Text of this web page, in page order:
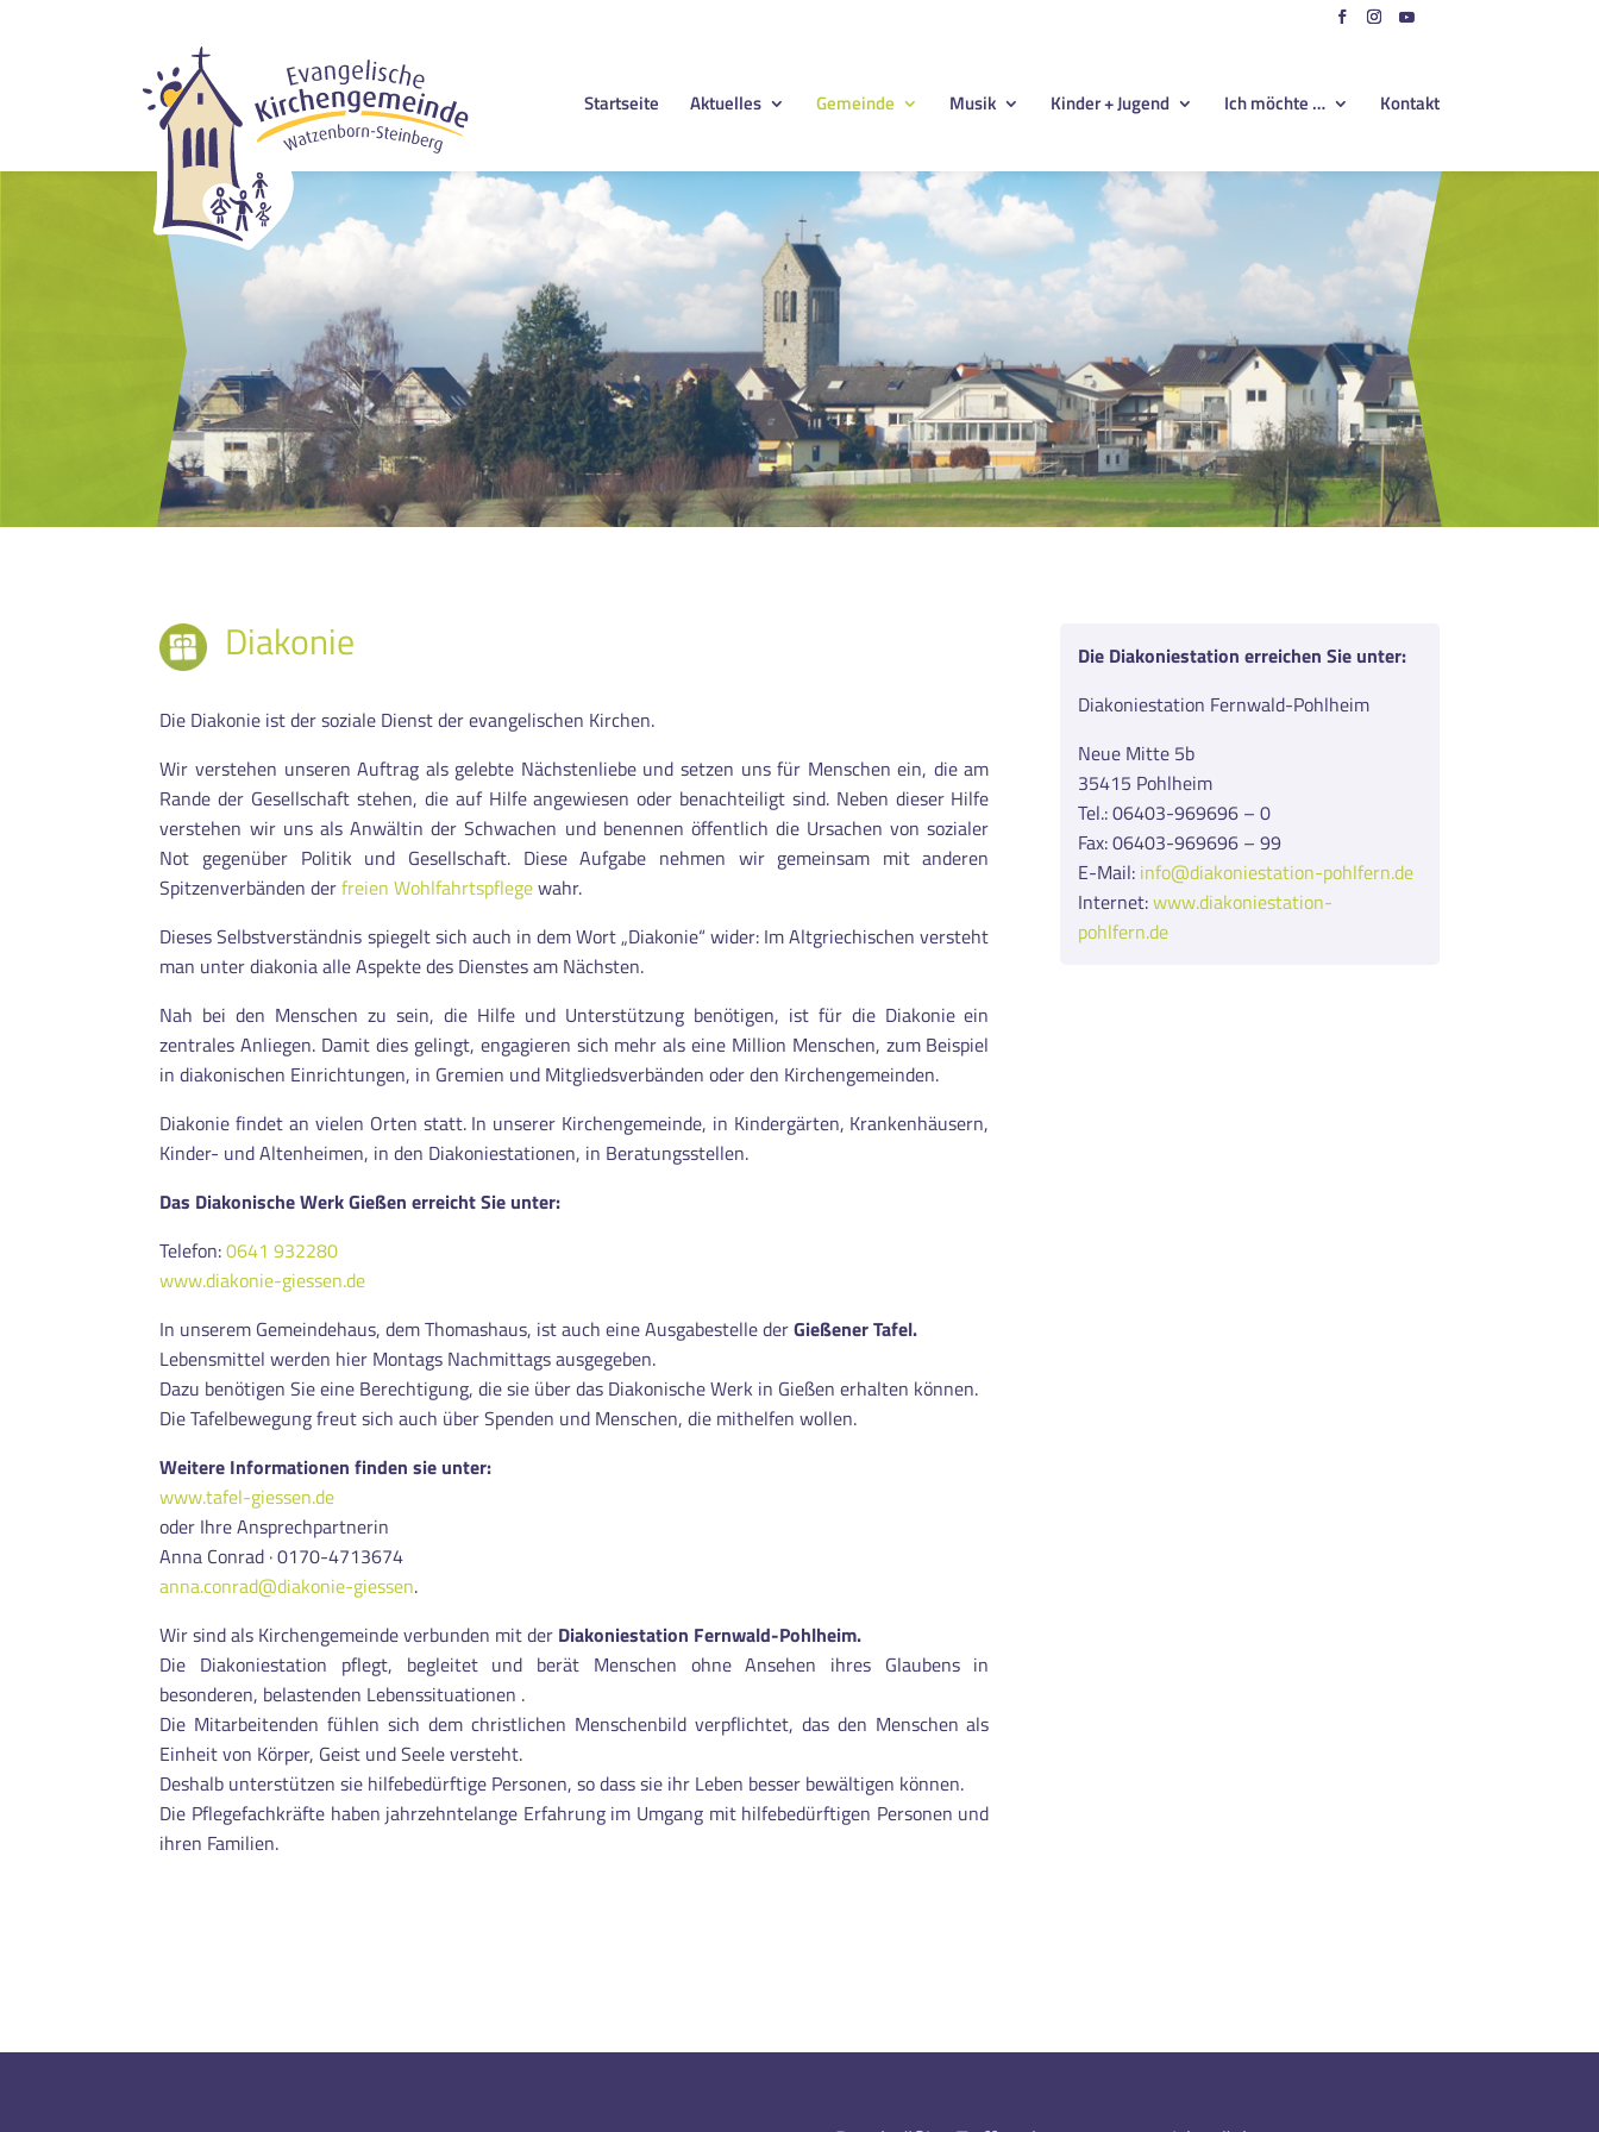
Startseite Aktuelles Gemeinde Musik Kinder + Jugend Ich möchte … Kontakt
Diakonie
Die Diakonie ist der soziale Dienst der evangelischen Kirchen.
Wir verstehen unseren Auftrag als gelebte Nächstenliebe und setzen uns für Menschen ein, die am
Rande der Gesellschaft stehen, die auf Hilfe angewiesen oder benachteiligt sind. Neben dieser Hilfe
verstehen wir uns als Anwältin der Schwachen und benennen öffentlich die Ursachen von sozialer
Not gegenüber Politik und Gesellschaft. Diese Aufgabe nehmen wir gemeinsam mit anderen
Spitzenverbänden derfreien Wohlfahrtspflegewahr.
Dieses Selbstverständnis spiegelt sich auch in dem Wort „Diakonie“ wider: Im Altgriechischen versteht
man unter diakonia alle Aspekte des Dienstes am Nächsten.
Nah bei den Menschen zu sein, die Hilfe und Unterstützung benötigen, ist für die Diakonie ein
zentrales Anliegen. Damit dies gelingt, engagieren sich mehr als eine Million Menschen, zum Beispiel
in diakonischen Einrichtungen, in Gremien und Mitgliedsverbänden oder den Kirchengemeinden.
Diakonie findet an vielen Orten statt. In unserer Kirchengemeinde, in Kindergärten, Krankenhäusern,
Kinder- und Altenheimen, in den Diakoniestationen, in Beratungsstellen.
Das Diakonische Werk Gießen erreicht Sie unter:
Telefon:0641 932280
www.diakonie-giessen.de
In unserem Gemeindehaus, dem Thomashaus, ist auch eine Ausgabestelle derGießener Tafel.
Lebensmittel werden hier Montags Nachmittags ausgegeben.
Dazu benötigen Sie eine Berechtigung, die sie über das Diakonische Werk in Gießen erhalten können.
Die Tafelbewegung freut sich auch über Spenden und Menschen, die mithelfen wollen.
Weitere Informationen finden sie unter:
www.tafel-giessen.de
oder Ihre Ansprechpartnerin
Anna Conrad · 0170-4713674
anna.conrad@diakonie-giessen.
Wir sind als Kirchengemeinde verbunden mit der Diakoniestation Fernwald-Pohlheim.
Die Diakoniestation pflegt, begleitet und berät Menschen ohne Ansehen ihres Glaubens in
besonderen, belastenden Lebenssituationen .
Die Mitarbeitenden fühlen sich dem christlichen Menschenbild verpflichtet, das den Menschen als
Einheit von Körper, Geist und Seele versteht.
Deshalb unterstützen sie hilfebedürftige Personen, so dass sie ihr Leben besser bewältigen können.
Die Pflegefachkräfte haben jahrzehntelange Erfahrung im Umgang mit hilfebedürftigen Personen und
ihren Familien.
Die Diakoniestation erreichen Sie unter:
Diakoniestation Fernwald-Pohlheim
Neue Mitte 5b
35415 Pohlheim
Tel.: 06403-969696 – 0
Fax: 06403-969696 – 99
E-Mail: info@diakoniestation-pohlfern.de
Internet:www.diakoniestation-
pohlfern.de